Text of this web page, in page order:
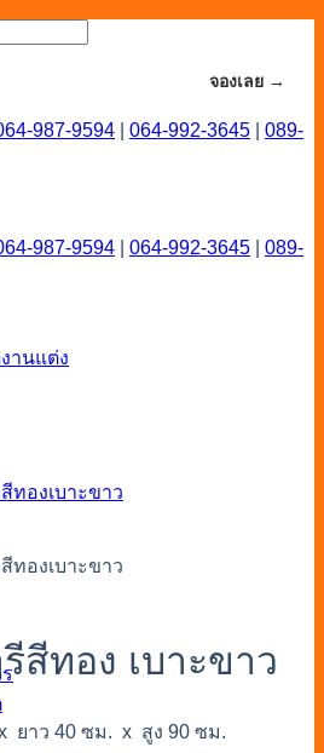
จองเลย →
987-9594 064-992-3645
089-
987-9594 064-992-3645
089-
านแต่ง
สีทอง เบาะขาว
ยาว 40 ซม. x สูง 90 ซม.